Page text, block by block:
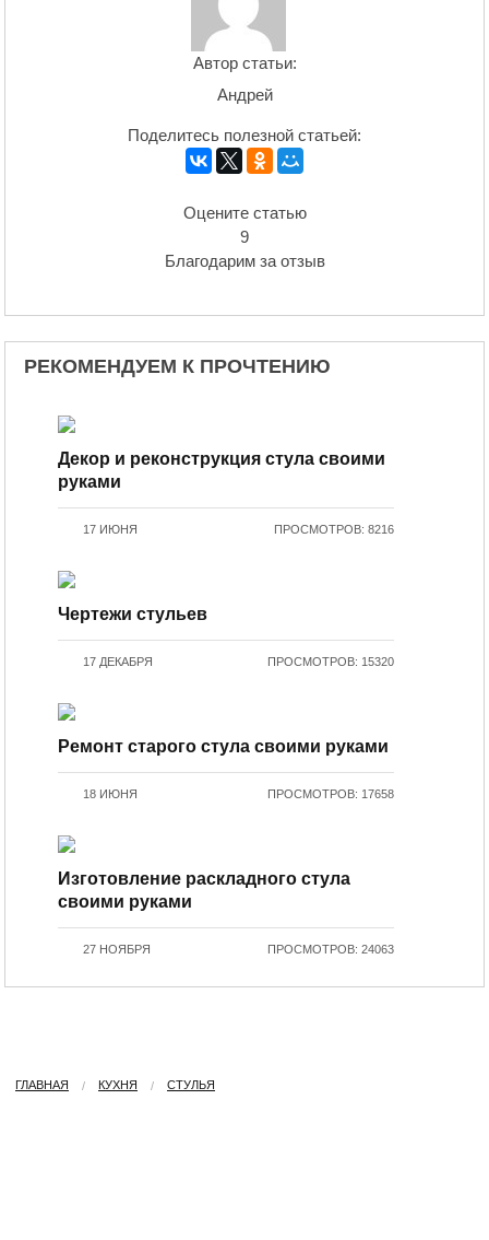
Автор статьи:
Андрей
Поделитесь полезной статьей:
Оцените статью
9
Благодарим за отзыв
РЕКОМЕНДУЕМ К ПРОЧТЕНИЮ
Декор и реконструкция стула своими
руками
17 ИЮНЯ ПРОСМОТРОВ: 8216
Чертежи стульев
17 ДЕКАБРЯ ПРОСМОТРОВ: 15320
Ремонт старого стула своими руками
18 ИЮНЯ ПРОСМОТРОВ: 17658
Изготовление раскладного стула
своими руками
27 НОЯБРЯ ПРОСМОТРОВ: 24063
ГЛАВНАЯ КУХНЯ СТУЛЬЯ